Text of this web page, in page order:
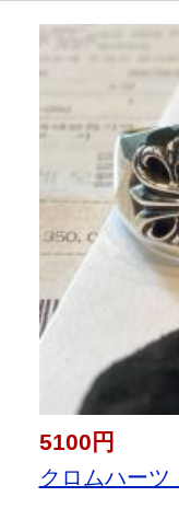
5100円
クロムハー